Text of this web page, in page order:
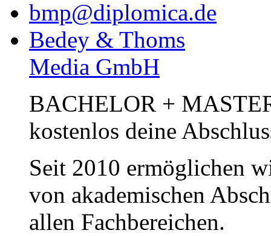
bmp@diplomica.de
Bedey & Thoms
Media GmbH
BACHELOR +
kostenlos deine
Seit 2010 ermöglichen
von akademischen
allen Fachbereichen.